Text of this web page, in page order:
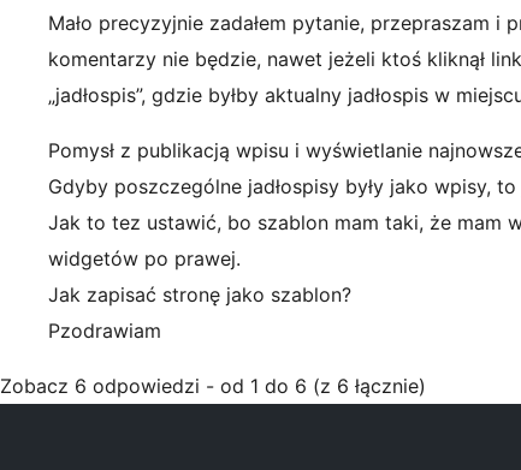
Mało precyzyjnie zadałem pytanie, przepraszam i
komentarzy nie będzie, nawet jeżeli ktoś kliknął
„jadłospis”, gdzie byłby aktualny jadłospis w
Pomysł z publikacją wpisu i wyświetlanie
Gdyby poszczególne jadłospisy były jako wpisy,
Jak to tez ustawić, bo szablon mam taki, że mam
widgetów po prawej.
Jak zapisać stronę jako szablon?
Pzodrawiam
Zobacz 6 odpowiedzi - od 1 do 6 (z 6 łącznie)